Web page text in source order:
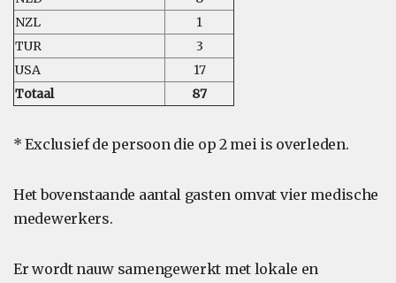
NZL
1
TUR
3
USA
17
Totaal
87
* Exclusief de persoon die op 2 mei is overleden.
Het bovenstaande aantal gasten omvat vier medische
medewerkers.
Er wordt nauw samengewerkt met lokale en